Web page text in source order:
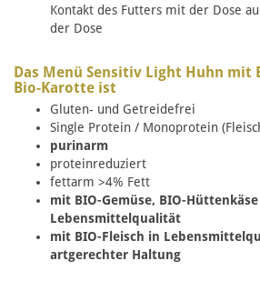
Kontakt des Futters mit der Dose
der Dose
Das Menü Sensitiv Light Huhn mit
Bio-Karotte ist
Gluten- und Getreidefrei
Single Protein / Monoprotein
purinarm
proteinreduziert
fettarm >4% Fett
mit BIO-Gemüse, BIO-
Lebensmittelqualität
mit BIO-Fleisch in
artgerechter Haltung